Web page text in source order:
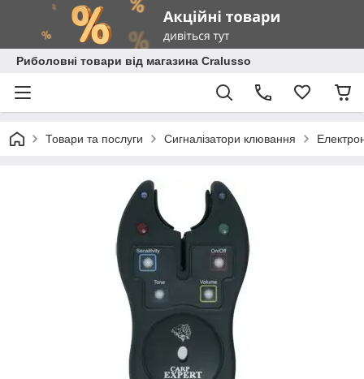
Риболовні товари від магазина Cralusso
Товари та послуги Сигналізатори клювання